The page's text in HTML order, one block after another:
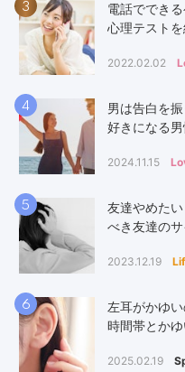
3
電話ででき
心理テスト
2022.02.02
4
男は告白を
好きになる
2024.11.15
5
友達やめた
べき友達のサ
2023.12.19
6
左耳がかゆ
時間帯とか
2025.02.19